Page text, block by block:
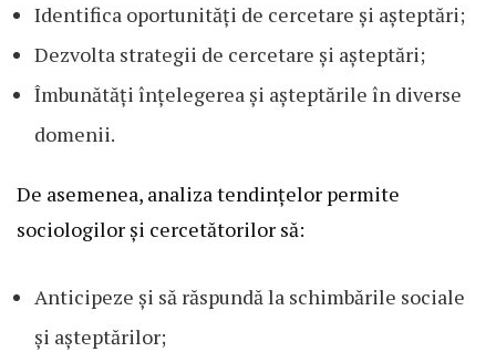
Identifica oportunități de cercetare și așteptări;
Dezvolta strategii de cercetare și așteptări;
Îmbunătăți înțelegerea și așteptările în diverse
domenii.
De asemenea, analiza tendințelor permite
sociologilor și cercetătorilor să:
Anticipeze și să răspundă la schimbările sociale
și așteptărilor;